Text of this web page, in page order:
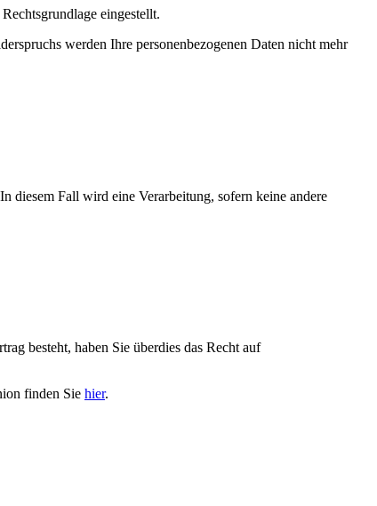
eingestellt.
werden Ihre personenbezogenen Daten nicht mehr
Fall wird eine Verarbeitung, sofern keine andere
besteht, haben Sie überdies das Recht auf
finden Sie hier.